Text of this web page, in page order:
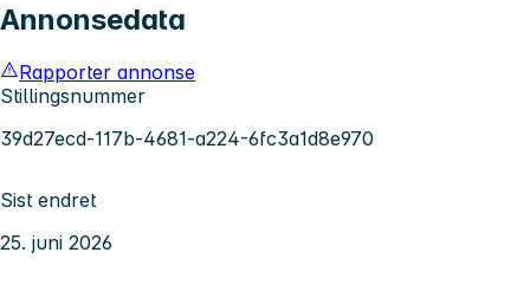
Annonsedata
Rapporter annonse
Stillingsnummer
39d27ecd-117b-4681-a224-6fc3a1d8e970
Sist endret
25. juni 2026